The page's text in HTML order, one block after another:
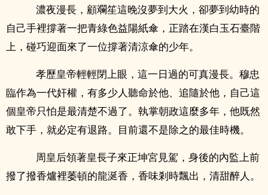
濃夜漫長，顧斕笙這晚沒夢到大火，卻夢到幼時的
自己手裡撐著一把青綠色益陽紙傘，正踏在漢白玉石臺階
上，碰巧迎面來了一位撐著清涼傘的少年。
孝歷皇帝輕輕閉上眼，這一日過的可真漫長。穆忠
臨作為一代奸權，有多少人聽命於他、追隨於他，自己這
個皇帝只怕是最清楚不過了。執掌朝政這麼多年，他既然
敢下手，就必定有退路。目前還不是除之的最佳時機。
周皇后領著皇長子來正坤宮見駕，身後的內監上前
撥了撥香爐裡萎頓的龍涎香，香味剎時飄出，清甜醉人。